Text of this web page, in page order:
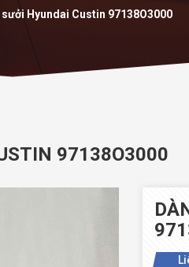
sưởi Hyundai Custin 97138O3000
97138O3000